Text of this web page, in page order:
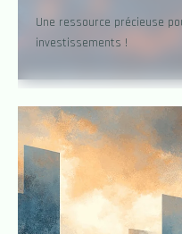
Une ressource précieuse
investissements !